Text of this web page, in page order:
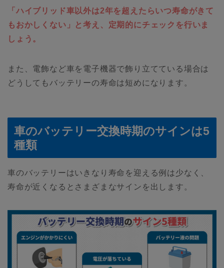
「ハイブリッド車以外は2年を超えたらいつ寿命がきて
もおかしくない」と考え、定期的にチェックを行いま
しょう。
また、電飾など車を電子機器で飾り立てている場合は
どうしてもバッテリーの寿命は短めになります。
車のバッテリー交換時期のサインは5
種類
車のバッテリーはいきなり寿命を迎える例は少なく、
寿命が近くなるとさまざまなサインを出します。